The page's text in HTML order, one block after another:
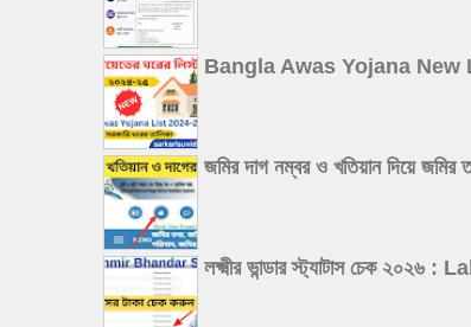
Bangla Awas Yojana New List
জমির দাগ নম্বর ও খতিয়ান
লক্ষ্মীর ভান্ডার স্ট্যাটাস